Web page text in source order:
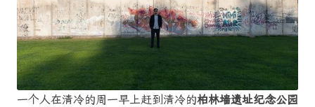
一个人在清冷的周一早上赶到清冷的柏林墙遗址纪念公园